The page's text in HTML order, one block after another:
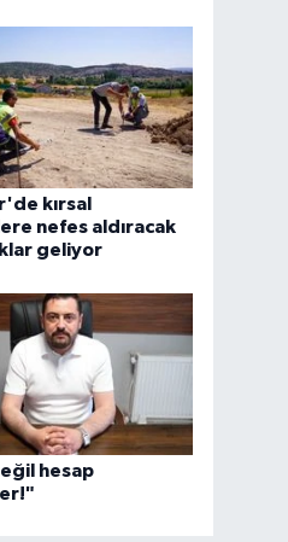
kırsal
nefes aldıracak
geliyor
hesap